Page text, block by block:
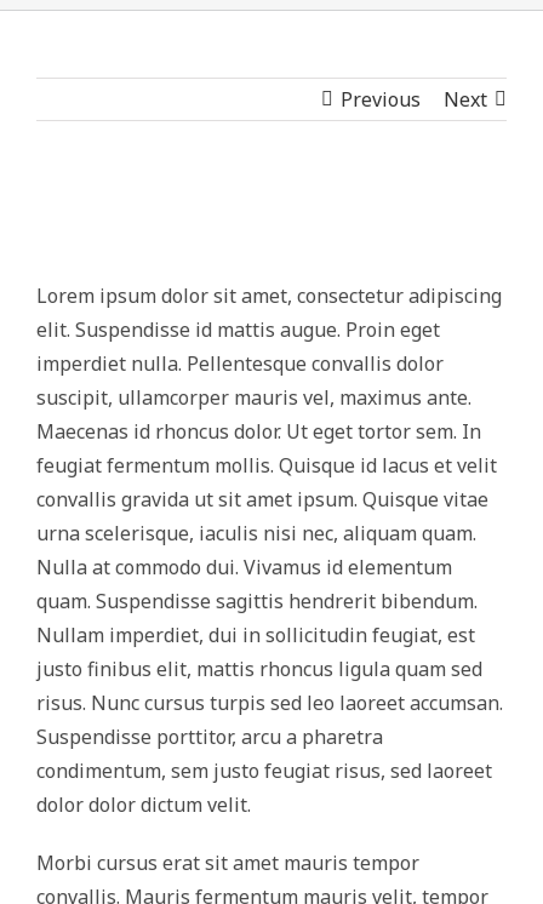
Previous Next
Lorem ipsum dolor sit amet, consectetur adipiscing
elit. Suspendisse id mattis augue. Proin eget
imperdiet nulla. Pellentesque convallis dolor
suscipit, ullamcorper mauris vel, maximus ante.
Maecenas id rhoncus dolor. Ut eget tortor sem. In
feugiat fermentum mollis. Quisque id lacus et velit
convallis gravida ut sit amet ipsum. Quisque vitae
urna scelerisque, iaculis nisi nec, aliquam quam.
Nulla at commodo dui. Vivamus id elementum
quam. Suspendisse sagittis hendrerit bibendum.
Nullam imperdiet, dui in sollicitudin feugiat, est
justo finibus elit, mattis rhoncus ligula quam sed
risus. Nunc cursus turpis sed leo laoreet accumsan.
Suspendisse porttitor, arcu a pharetra
condimentum, sem justo feugiat risus, sed laoreet
dolor dolor dictum velit.
Morbi cursus erat sit amet mauris tempor
convallis. Mauris fermentum mauris velit, tempor